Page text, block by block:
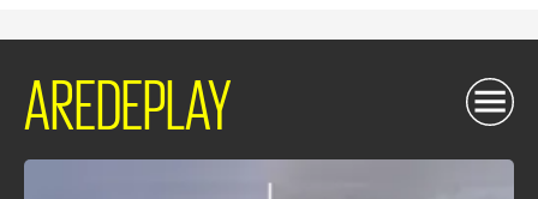
AREDEPLAY